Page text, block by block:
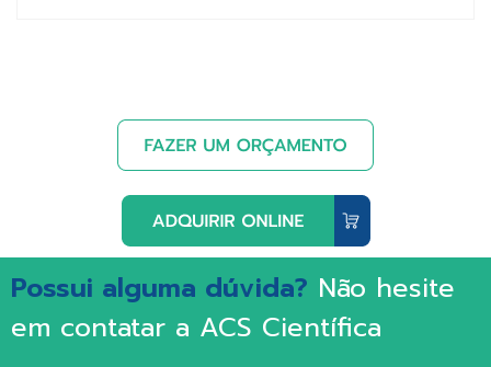
Possui alguma dúvida? Não hesite
em contatar a ACS Científica